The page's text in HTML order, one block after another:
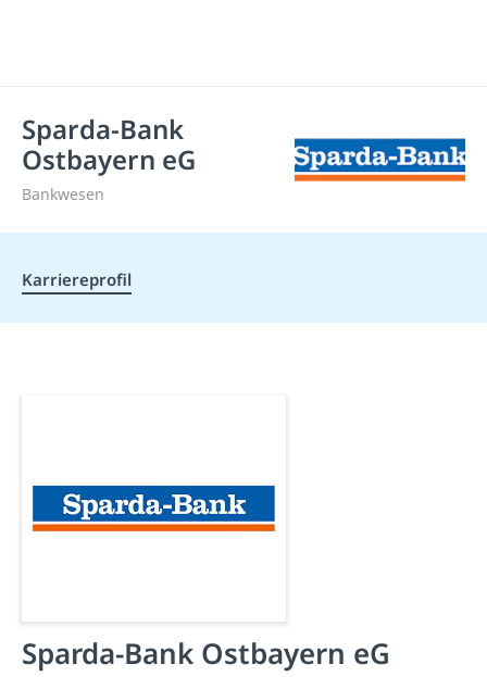
Sparda-Bank
Ostbayern eG
Bankwesen
Karriereprofil
Sparda-Bank Ostbayern eG